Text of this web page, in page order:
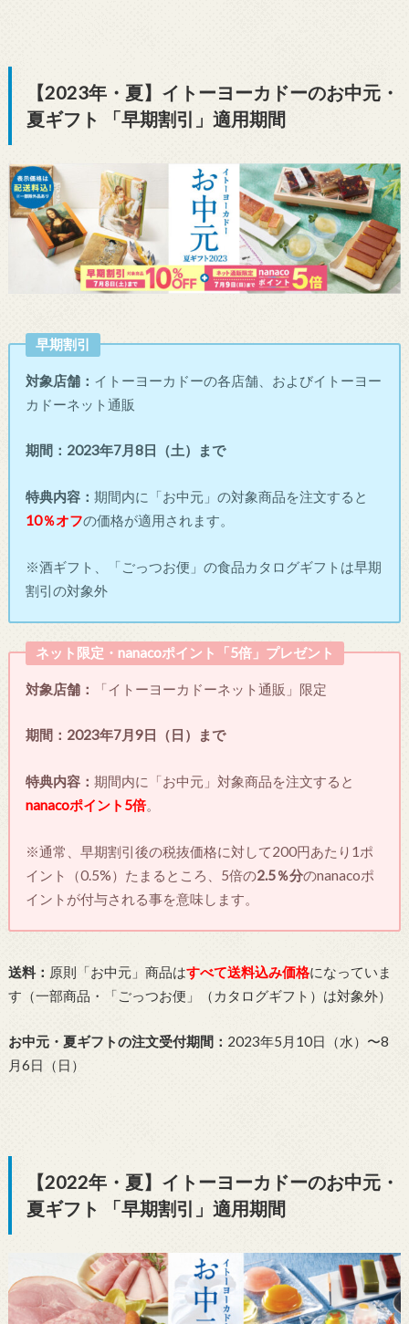
【2023年・夏】イトーヨーカドーのお中元・
夏ギフト 「早期割引」適用期間
早期割引
対象店舗： イトーヨーカドーの各店舗、およびイトーヨー
カドーネット通販
期間： 2023年7月8日（土）まで
特典内容：期間内に「お中元」の対象商品を注文すると
10％オフの価格が適用されます。
※酒ギフト、「ごっつお便」の食品カタログギフトは早期
割引の対象外
ネット限定・nanacoポイント「5倍」プレゼント
対象店舗： 「イトーヨーカドーネット通販」限定
期間：2023年7月9日（日）まで
特典内容：期間内に「お中元」対象商品を注文すると
nanacoポイント5倍。
※通常、早期割引後の税抜価格に対して200円あたり1ポ
イント（0.5%）たまるところ、5倍の2.5％分のnanacoポ
イントが付与される事を意味します。
送料： 原則「お中元」商品はすべて送料込み価格になっていま
す（一部商品・「ごっつお便」（カタログギフト）は対象外）
お中元・夏ギフトの注文受付期間： 2023年5月10日（水）〜8
月6日（日）
【2022年・夏】イトーヨーカドーのお中元・
夏ギフト 「早期割引」適用期間